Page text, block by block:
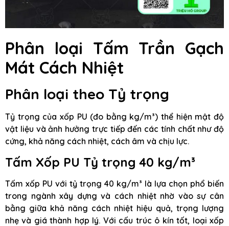
Phân loại Tấm Trần Gạch
Mát Cách Nhiệt
Phân loại theo Tỷ trọng
Tỷ trọng của xốp PU (đo bằng kg/m³) thể hiện mật độ
vật liệu và ảnh hưởng trực tiếp đến các tính chất như độ
cứng, khả năng cách nhiệt, cách âm và chịu lực.
Tấm Xốp PU Tỷ trọng 40 kg/m³
Tấm xốp PU với tỷ trọng 40 kg/m³ là lựa chọn phổ biến
trong ngành xây dựng và cách nhiệt nhờ vào sự cân
bằng giữa khả năng cách nhiệt hiệu quả, trọng lượng
nhẹ và giá thành hợp lý. Với cấu trúc ô kín tốt, loại xốp